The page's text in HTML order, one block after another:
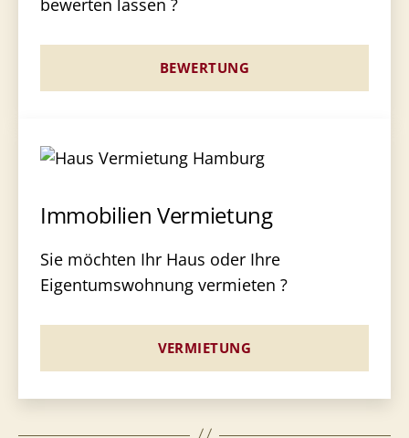
BEWERTUNG
Immobilien Vermietung
Sie möchten Ihr Haus oder Ihre
Eigentumswohnung vermieten ?
VERMIETUNG